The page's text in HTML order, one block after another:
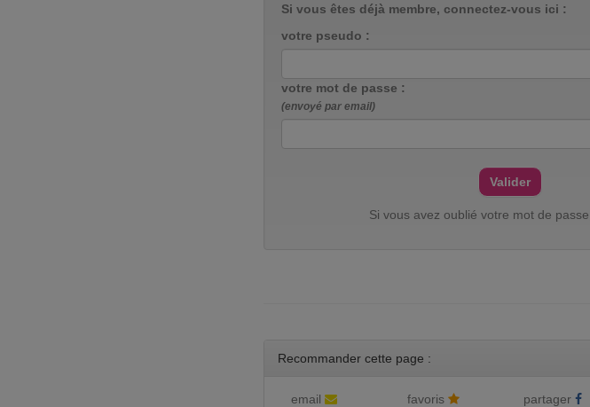
Si vous êtes déjà membre, connectez-vous ici :
votre pseudo :
votre mot de passe :
(envoyé par email)
Si vous avez oublié votre mot de passe,
Recommander cette page :
email favoris partager